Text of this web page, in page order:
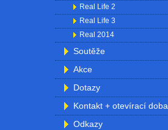
Real Life 2
Real Life 3
Real 2014
Soutěže
Akce
Dotazy
Kontakt + otevírací doba
Odkazy